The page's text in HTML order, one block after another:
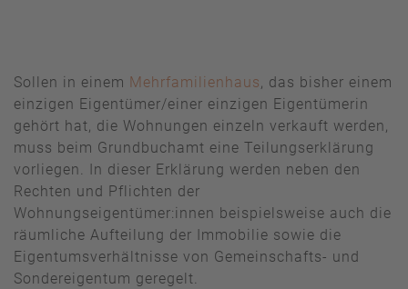
Sollen in einem Mehrfamilienhaus, das bisher einem
einzigen Eigentümer/einer einzigen Eigentümerin
gehört hat, die Wohnungen einzeln verkauft werden,
muss beim Grundbuchamt eine Teilungserklärung
vorliegen. In dieser Erklärung werden neben den
Rechten und Pflichten der
Wohnungseigentümer:innen beispielsweise auch die
räumliche Aufteilung der Immobilie sowie die
Eigentumsverhältnisse von Gemeinschafts- und
Sondereigentum geregelt.